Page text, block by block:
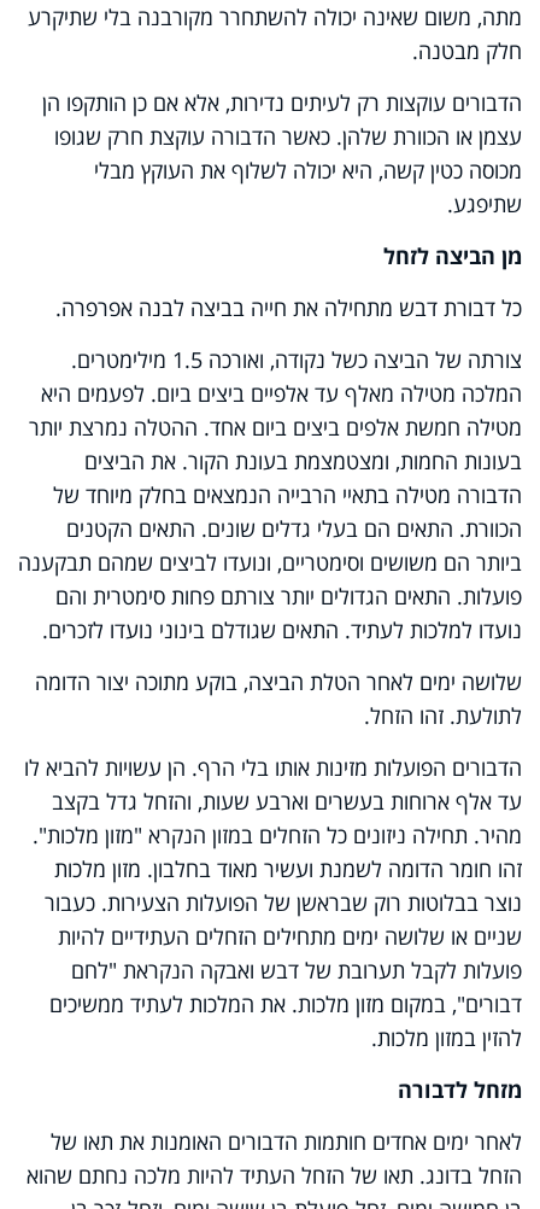
מתה, משום שאינה יכולה להשתחרר מקורבנה בלי שתיקרע
חלק מבטנה.
הדבורים עוקצות רק לעיתים נדירות, אלא אם כן הותקפו הן
עצמן או הכוורת שלהן. כאשר הדבורה עוקצת חרק שגופו
מכוסה כטין קשה, היא יכולה לשלוף את העוקץ מבלי
שתיפגע.
מן הביצה לזחל
כל דבורת דבש מתחילה את חייה בביצה לבנה אפרפרה.
צורתה של הביצה כשל נקודה, ואורכה 1.5 מילימטרים.
המלכה מטילה מאלף עד אלפיים ביצים ביום. לפעמים היא
מטילה חמשת אלפים ביצים ביום אחד. ההטלה נמרצת יותר
בעונות החמות, ומצטמצמת בעונת הקור. את הביצים
הדבורה מטילה בתאיי הרבייה הנמצאים בחלק מיוחד של
הכוורת. התאים הם בעלי גדלים שונים. התאים הקטנים
ביותר הם משושים וסימטריים, ונועדו לביצים שמהם תבקענה
פועלות. התאים הגדולים יותר צורתם פחות סימטרית והם
נועדו למלכות לעתיד. התאים שגודלם בינוני נועדו לזכרים.
שלושה ימים לאחר הטלת הביצה, בוקע מתוכה יצור הדומה
לתולעת. זהו הזחל.
הדבורים הפועלות מזינות אותו בלי הרף. הן עשויות להביא לו
עד אלף ארוחות בעשרים וארבע שעות, והזחל גדל בקצב
מהיר. תחילה ניזונים כל הזחלים במזון הנקרא "מזון מלכות".
זהו חומר הדומה לשמנת ועשיר מאוד בחלבון. מזון מלכות
נוצר בבלוטות רוק שבראשן של הפועלות הצעירות. כעבור
שניים או שלושה ימים מתחילים הזחלים העתידיים להיות
פועלות לקבל תערובת של דבש ואבקה הנקראת "לחם
דבורים", במקום מזון מלכות. את המלכות לעתיד ממשיכים
להזין במזון מלכות.
מזחל לדבורה
לאחר ימים אחדים חותמות הדבורים האומנות את תאו של
הזחל בדונג. תאו של הזחל העתיד להיות מלכה נחתם שהוא